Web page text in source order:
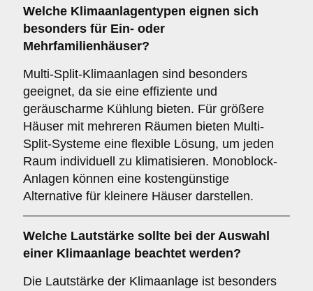
Welche Klimaanlagentypen eignen sich
besonders für Ein- oder
Mehrfamilienhäuser?
Multi-Split-Klimaanlagen sind besonders
geeignet, da sie eine effiziente und
geräuscharme Kühlung bieten. Für größere
Häuser mit mehreren Räumen bieten Multi-
Split-Systeme eine flexible Lösung, um jeden
Raum individuell zu klimatisieren. Monoblock-
Anlagen können eine kostengünstige
Alternative für kleinere Häuser darstellen.
Welche Lautstärke sollte bei der Auswahl
einer Klimaanlage beachtet werden?
Die Lautstärke der Klimaanlage ist besonders